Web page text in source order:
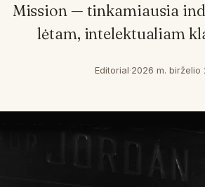
Mission — tinkamiausia
lėtam, intelektualiam
Editorial·2026 m. birželio